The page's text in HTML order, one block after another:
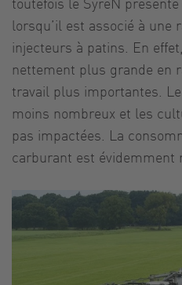
lorsqu’il est associé à une
injecteurs à patins. En
nettement plus grande en
travail plus importantes.
moins nombreux et les
pas impactées. La
carburant est évidemment